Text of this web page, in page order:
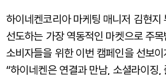
하이네켄코리아 마케팅 매니저 김현지
선도하는 가장 역동적인 마켓으로 주
소비자들을 위한 이번 캠페인을 선보이
“하이네켄은 연결과 만남, 소셜라이징,